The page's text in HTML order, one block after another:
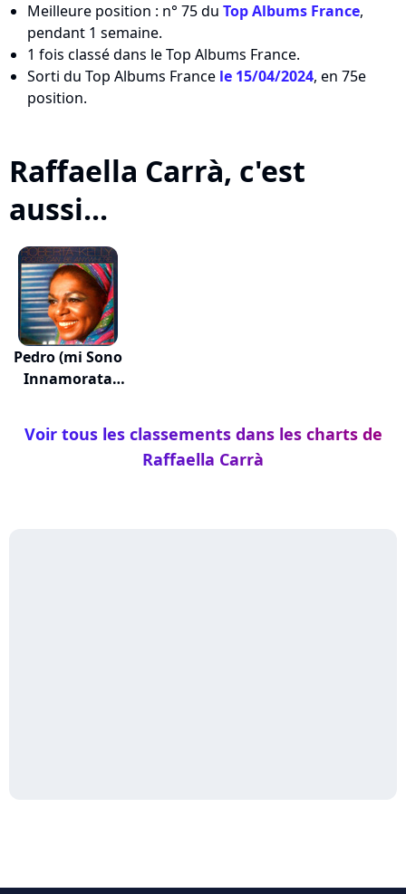
Meilleure position : n° 75 du Top Albums France,
pendant 1 semaine.
1 fois classé dans le Top Albums France.
Sorti du Top Albums France le 15/04/2024, en 75e
position.
Raffaella Carrà, c'est
aussi...
Pedro (mi Sono
Innamorata
Voir tous les classements dans les charts de
Raffaella Carrà